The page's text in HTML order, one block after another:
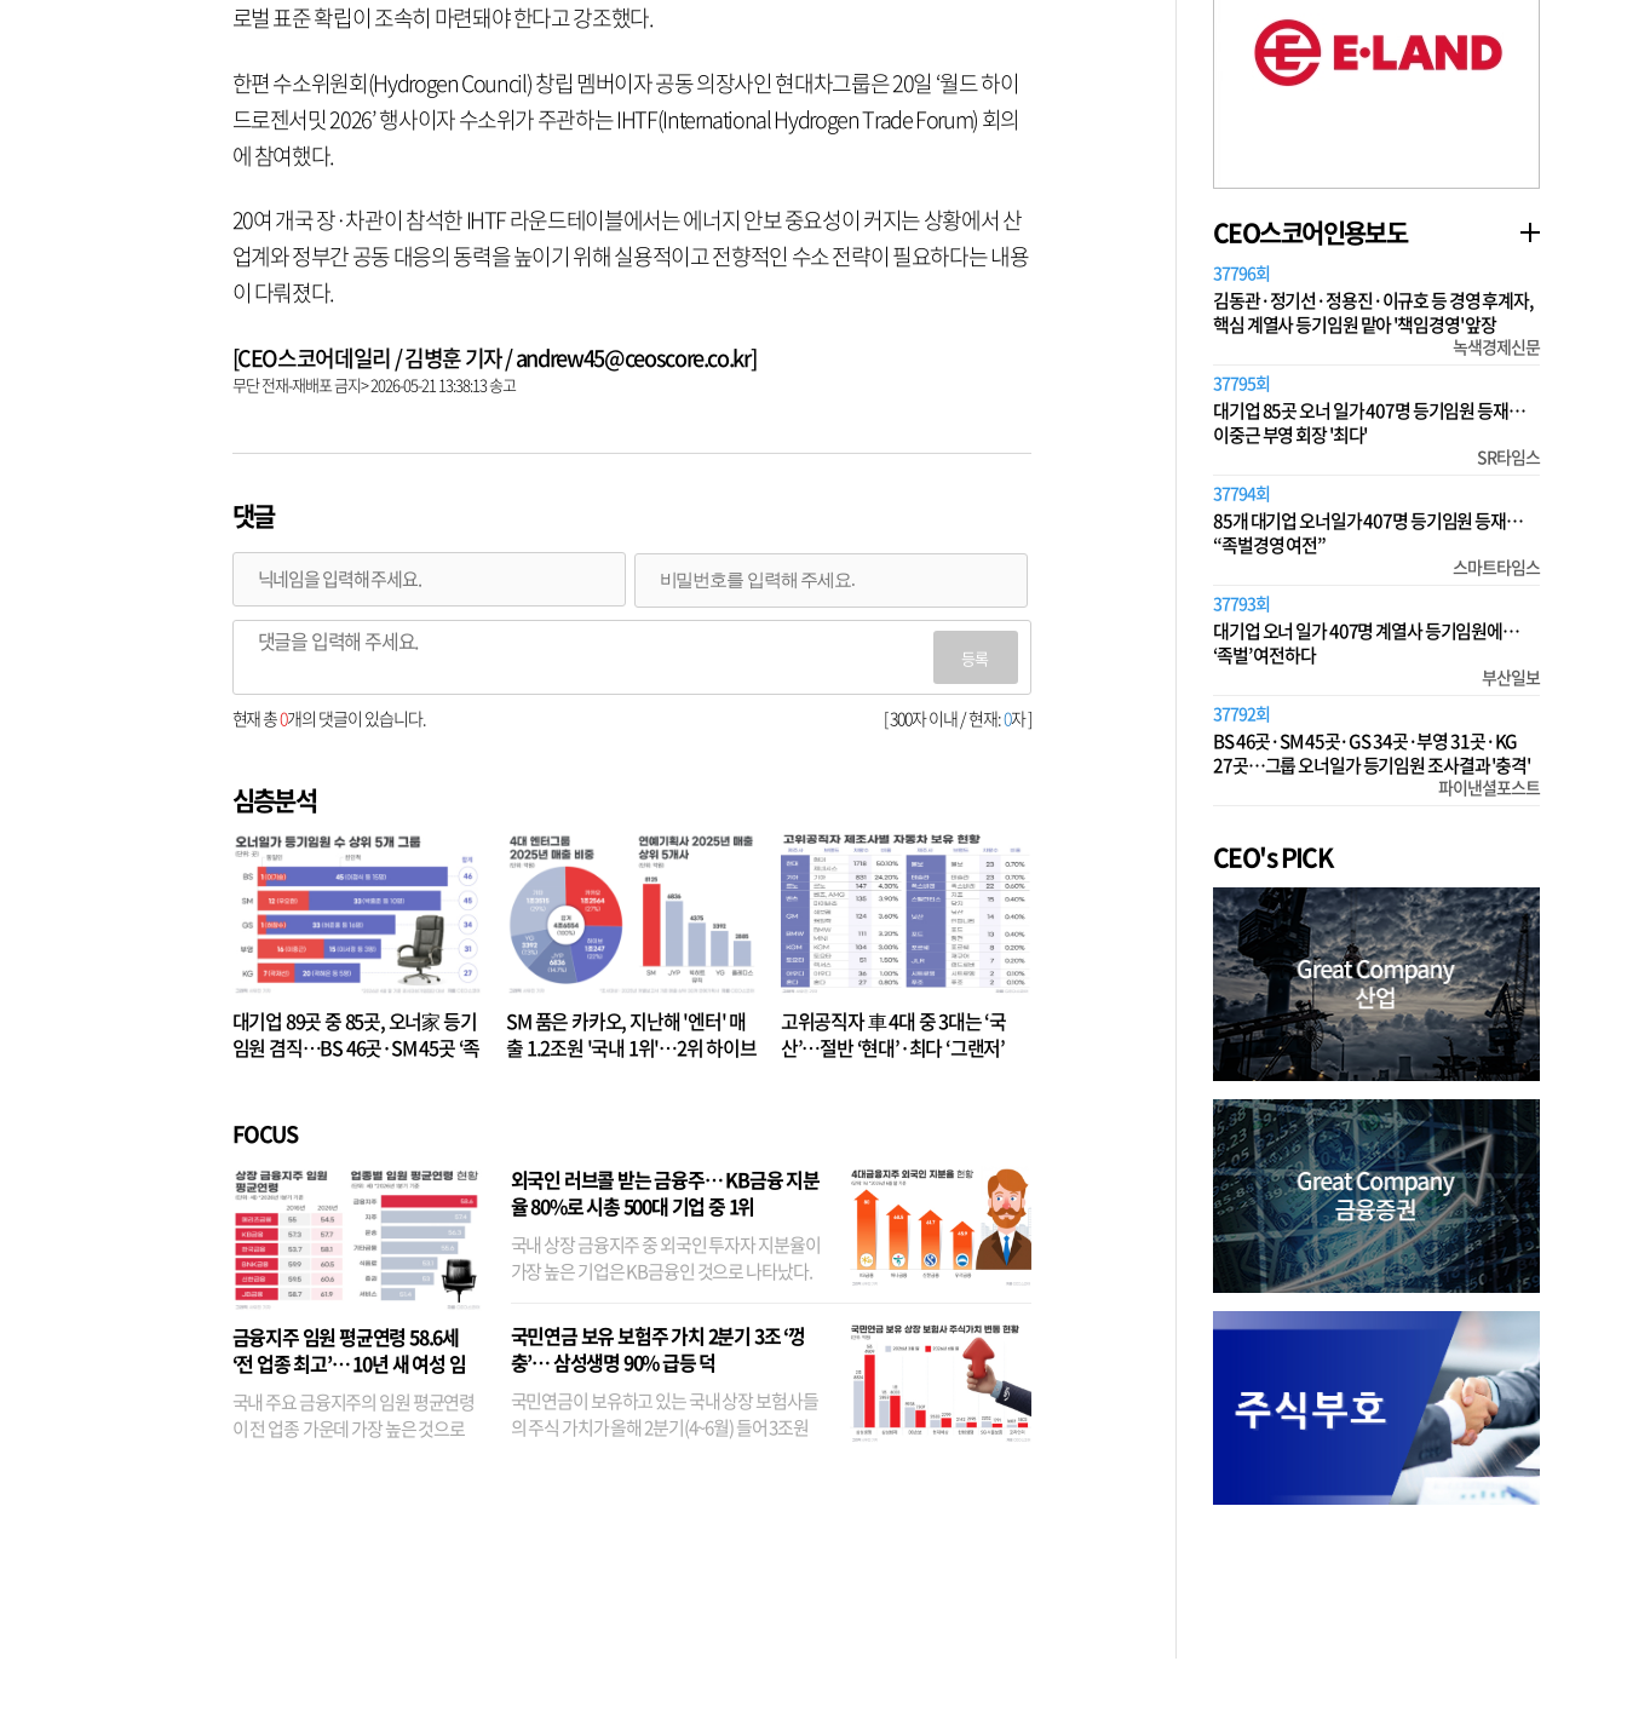
로벌 표준 확립이 조속히 마련돼야 한다고 강조했다.
한편 수소위원회(Hydrogen Council) 창립 멤버이자 공동 의장사인 현대차그룹은 20일 ‘월드 하이
드로젠서밋 2026’ 행사이자 수소위가 주관하는 IHTF(International Hydrogen Trade Forum) 회의
에 참여했다.
20여 개국 장·차관이 참석한 IHTF 라운드테이블에서는 에너지 안보 중요성이 커지는 상황에서 산
업계와 정부간 공동 대응의 동력을 높이기 위해 실용적이고 전향적인 수소 전략이 필요하다는 내용
이 다뤄졌다.
[CEO스코어데일리 / 김병훈 기자 / andrew45@ceoscore.co.kr]
무단 전재-재배포 금지> 2026-05-21 13:38:13 송고
댓글
등록
[ 300자 이내 / 현재:0자 ]
현재 총0개의 댓글이 있습니다.
심층분석
대기업 89곳 중 85곳, 오너家 등기
임원 겸직…BS 46곳·SM 45곳 ‘족
SM 품은 카카오, 지난해 '엔터' 매
출 1.2조원 '국내 1위'…2위 하이브
고위공직자 車 4대 중 3대는 ‘국
산’…절반 ‘현대’·최다 ‘그랜저’
FOCUS
금융지주 임원 평균연령 58.6세
‘전 업종 최고’… 10년 새 여성 임
원은 14배 껑충
국내 주요 금융지주의 임원 평균연령
이 전 업종 가운데 가장 높은 것으로
외국인 러브콜 받는 금융주… KB금융 지분
율 80%로 시총 500대 기업 중 1위
국내 상장 금융지주 중 외국인 투자자 지분율이
가장 높은 기업은 KB금융인 것으로 나타났다.
융이었다. 특히 KB금융은 지난달 말 기준 해외
기관투자자 지분율이...
국민연금 보유 보험주 가치 2분기 3조 ‘껑
충’… 삼성생명 90% 급등 덕
국민연금이 보유하고 있는 국내 상장 보험사들
의 주식 가치가 올해 2분기(4~6월) 들어 3조원
CEO스코어인용보도
37796회
김동관·정기선·정용진·이규호 등 경영 후계자,
핵심 계열사 등기임원 맡아 '책임경영' 앞장
녹색경제신문
37795회
대기업 85곳 오너 일가 407명 등기임원 등재…
이중근 부영 회장 '최다'
SR타임스
37794회
85개 대기업 오너일가 407명 등기임원 등재…
“족벌경영 여전”
스마트타임스
37793회
대기업 오너 일가 407명 계열사 등기임원에…
‘족벌’ 여전하다
부산일보
37792회
BS 46곳·SM 45곳·GS 34곳·부영 31곳·KG
27곳…그룹 오너일가 등기임원 조사결과 '충격'
파이낸셜포스트
CEO's PICK